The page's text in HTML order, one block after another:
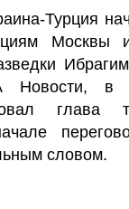
Турция
Москвы
Новости, в
глава
словом.